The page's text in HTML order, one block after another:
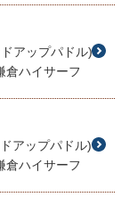
アップパドル)
倉ハイサーフ
アップパドル)
倉ハイサーフ